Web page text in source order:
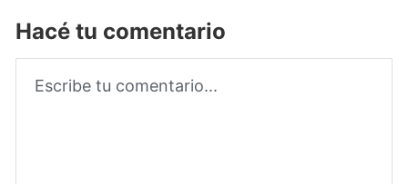
Hacé tu comentario